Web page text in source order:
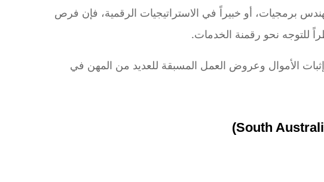
برمجيات، أو خبيراً في الاستراتيجيات الرقمية، فإن فرص
للتوجه نحو رقمنة الخدمات.
الأموال وعروض العمل المسبقة للعديد من المهن في